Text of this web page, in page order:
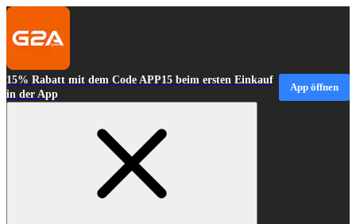
15% Rabatt mit dem Code APP15 beim ersten Einkauf
in der App
App öffnen